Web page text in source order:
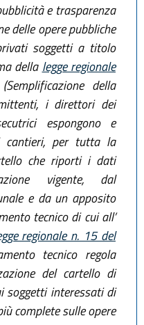
e trasparenza
delle opere pubbliche
soggetti a titolo
della legge regionale
della
i direttori dei
espongono e
cantieri, per tutta la
che riporti i dati
vigente, dal
e da un apposito
tecnico di cui all’
regionale n. 15 del
tecnico regola
del cartello di
soggetti interessati di
complete sulle opere